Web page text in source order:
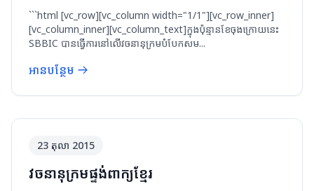
```html [vc_row][vc_column width="1/1"][vc_row_inner]
[vc_column_inner][vc_column_text]ក្នុងប៉ុន្មានខែចុងក្រោយនេះ
SBBIC បានធ្វើការនៅលើវចនានុក្រមបំបែកសម...
អានបន្ថែម
23 តុលា 2015
វចនានុក្រមផ្ទង់ពាក្យខ្មែរ